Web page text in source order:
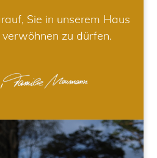
Sie in unserem Haus
zu dürfen.